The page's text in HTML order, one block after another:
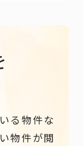
る物件な
物件が閲